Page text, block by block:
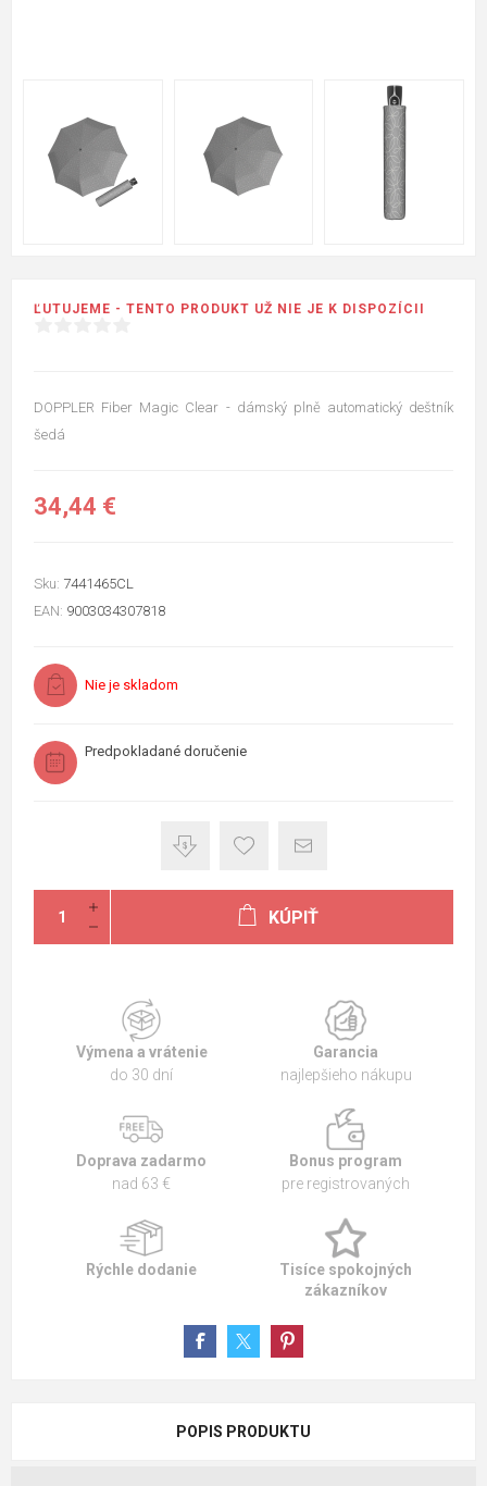
ĽUTUJEME - TENTO PRODUKT UŽ NIE JE K DISPOZÍCII
DOPPLER Fiber Magic Clear - dámský plně automatický deštník
šedá
34,44 €
Sku: 7441465CL
EAN: 9003034307818
Nie je skladom
Predpokladané doručenie
KÚPIŤ
Výmena a vrátenie
do 30 dní
Garancia
najlepšieho nákupu
Doprava zadarmo
nad 63 €
Bonus program
pre registrovaných
Rýchle dodanie
Tisíce spokojných
zákazníkov
POPIS PRODUKTU